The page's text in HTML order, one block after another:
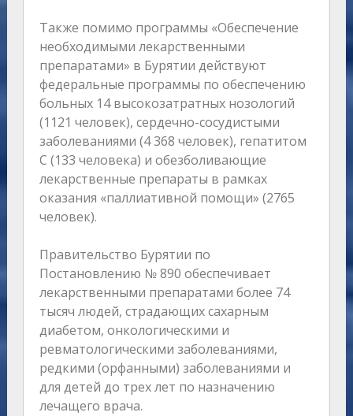
Также помимо программы «Обеспечение
необходимыми лекарственными
препаратами» в Бурятии действуют
федеральные программы по обеспечению
больных 14 высокозатратных нозологий
(1121 человек), сердечно-сосудистыми
заболеваниями (4 368 человек), гепатитом
С (133 человека) и обезболивающие
лекарственные препараты в рамках
оказания «паллиативной помощи» (2765
человек).
Правительство Бурятии по
Постановлению № 890 обеспечивает
лекарственными препаратами более 74
тысяч людей, страдающих сахарным
диабетом, онкологическими и
ревматологическими заболеваниями,
редкими (орфанными) заболеваниями и
для детей до трех лет по назначению
лечащего врача.